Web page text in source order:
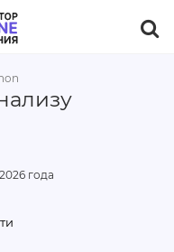
года